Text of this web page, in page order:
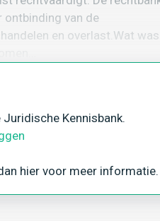
van de
en overlast.Wat was
Kennisbank.
hier voor meer informatie.